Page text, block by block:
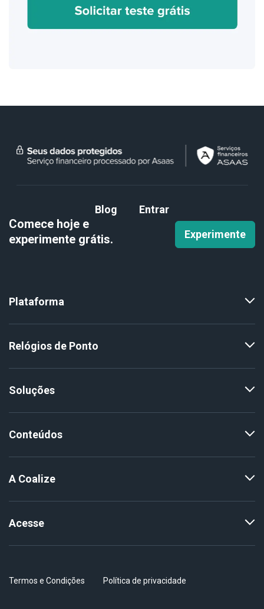
Blog Entrar
Comece hoje e
experimente grátis. Experimente
Plataforma
Relógios de Ponto
Soluções
Conteúdos
A Coalize
Acesse
Termos e Condições Política de privacidade